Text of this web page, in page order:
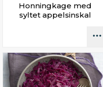
Honningkage med
syltet appelsinskal